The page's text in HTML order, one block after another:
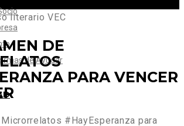
de Ayudar
DE
PARA VENCER
#HayEsperanza para